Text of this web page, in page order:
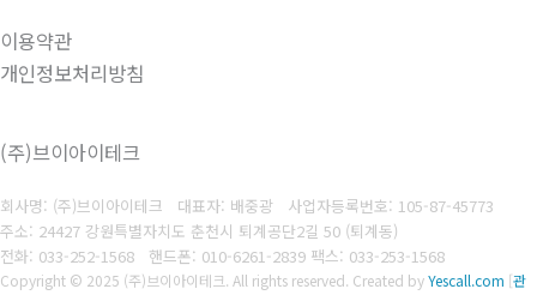
이용약관
개인정보처리방침
(주)브이아이테크
회사명: (주)브이아이테크 대표자: 배중광 사업자등록번호: 105-87-45773
주소: 24427 강원특별자치도 춘천시 퇴계공단2길 50 (퇴계동)
전화: 033-252-1568
핸드폰: 010-6261-2839 팩스: 033-253-1568
Copyright © 2025 (주)브이아이테크. All rights reserved. Created byYescall.com [관